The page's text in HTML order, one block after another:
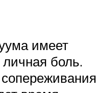
имеет
личная боль.